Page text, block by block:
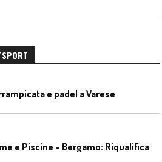
e padel a Varese